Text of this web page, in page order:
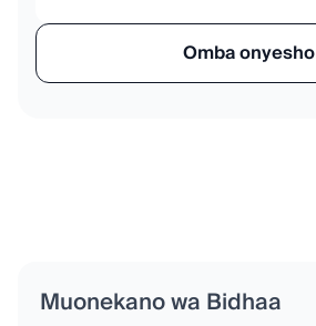
Omba onyesho
Muonekano wa Bidhaa